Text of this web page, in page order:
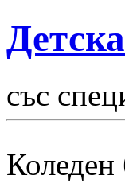
със
Коледен